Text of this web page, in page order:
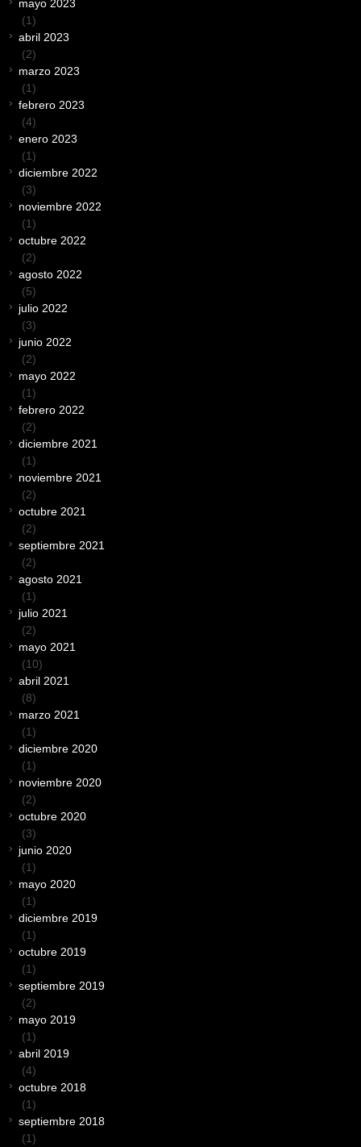
mayo 2023
(1)
abril 2023
(2)
marzo 2023
(1)
febrero 2023
(4)
enero 2023
(1)
diciembre 2022
(3)
noviembre 2022
(1)
octubre 2022
(2)
agosto 2022
(5)
julio 2022
(3)
junio 2022
(2)
mayo 2022
(1)
febrero 2022
(2)
diciembre 2021
(1)
noviembre 2021
(2)
octubre 2021
(2)
septiembre 2021
(2)
agosto 2021
(1)
julio 2021
(2)
mayo 2021
(10)
abril 2021
(8)
marzo 2021
(1)
diciembre 2020
(1)
noviembre 2020
(2)
octubre 2020
(3)
junio 2020
(1)
mayo 2020
(1)
diciembre 2019
(1)
octubre 2019
(1)
septiembre 2019
(2)
mayo 2019
(1)
abril 2019
(4)
octubre 2018
(1)
septiembre 2018
(1)